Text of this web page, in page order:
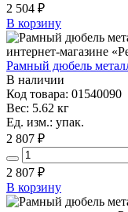
2 504 ₽
В корзину
Рамный дюбель
В наличии
Код товара: 01540090
Вес: 5.62 кг
Ед. изм.: упак.
2 807 ₽
2 807 ₽
В корзину